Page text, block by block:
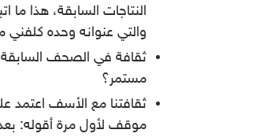
النتاجات السابقة، هذا
والتي عنوانه وحده كلفني من
ثقافة في الصحف السابقة
مستمر؟
ثقافتنا مع الأسف اعتمد
موقف لأول مرة أقوله: بعد